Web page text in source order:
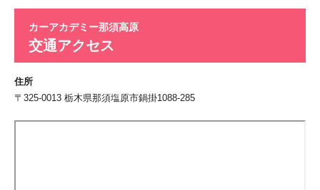
カーアカデミー那須高原
交通アクセス
住所
〒325-0013 栃木県那須塩原市鍋掛1088-285